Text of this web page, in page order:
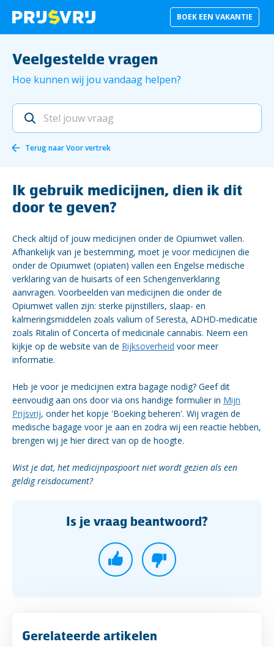
BOEK EEN VAKANTIE
Veelgestelde vragen
Hoe kunnen wij jou vandaag helpen?
Terug naarVoor vertrek
Ik gebruik medicijnen, dien ik dit
door te geven?
Check altijd of jouw medicijnen onder de Opiumwet vallen.
Afhankelijk van je bestemming, moet je voor medicijnen die
onder de Opiumwet (opiaten) vallen een Engelse medische
verklaring van de huisarts of een Schengenverklaring
aanvragen. Voorbeelden van medicijnen die onder de
Opiumwet vallen zijn: sterke pijnstillers, slaap- en
kalmeringsmiddelen zoals valium of Seresta, ADHD-medicatie
zoals Ritalin of Concerta of medicinale cannabis. Neem een
kijkje op de website van de Rijksoverheid voor meer
informatie.
Heb je voor je medicijnen extra bagage nodig? Geef dit
eenvoudig aan ons door via ons handige formulier in Mijn
Prijsvrij, onder het kopje 'Boeking beheren'. Wij vragen de
medische bagage voor je aan en zodra wij een reactie hebben,
brengen wij je hier direct van op de hoogte.
Wist je dat, het medicijnpaspoort niet wordt gezien als een
geldig reisdocument?
Is je vraag beantwoord?
Gerelateerde artikelen